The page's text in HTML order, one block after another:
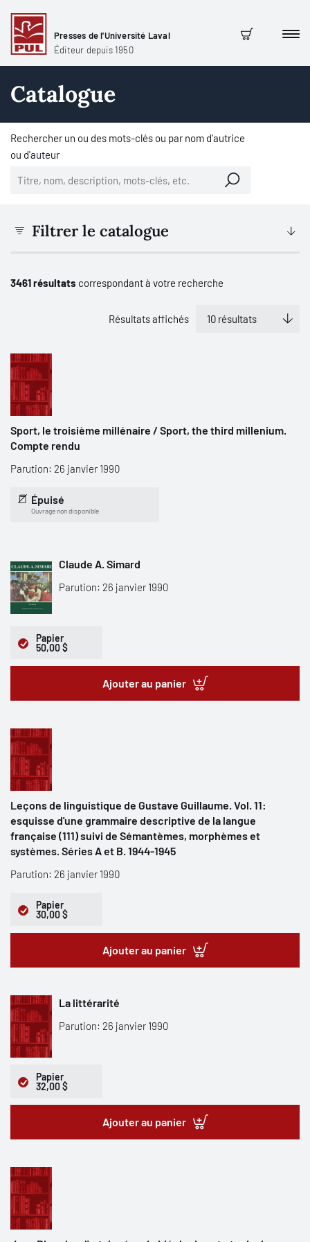
Presses de l'Université Laval
Éditeur depuis 1950
Panier
Catalogue
Rechercher un ou des mots-clés ou par nom d'autrice
ou d'auteur
Filtrer le catalogue
3461 résultats correspondant à votre recherche
Résultats affichés
Sport, le troisième millénaire / Sport, the third millenium.
Compte rendu
Parution: 26 janvier 1990
Épuisé
Ouvrage non disponible
Claude A. Simard
Parution: 26 janvier 1990
Papier
50,00 $
Ajouter au panier
Leçons de linguistique de Gustave Guillaume. Vol. 11:
esquisse d'une grammaire descriptive de la langue
française (111) suivi de Sémantèmes, morphèmes et
systèmes. Séries A et B. 1944-1945
Parution: 26 janvier 1990
Papier
30,00 $
Ajouter au panier
La littérarité
Parution: 26 janvier 1990
Papier
32,00 $
Ajouter au panier